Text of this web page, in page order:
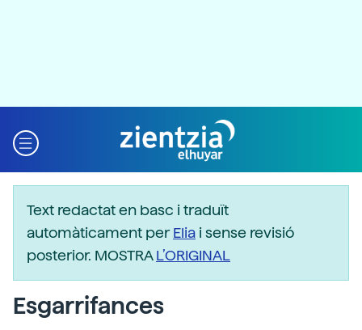
Text redactat en basc i traduït
automàticament perElia i sense revisió
posterior. MOSTRAL’ORIGINAL
Esgarrifances